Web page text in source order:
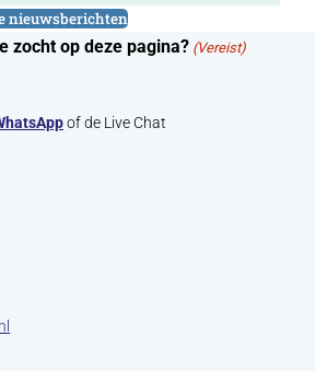
nieuwsberichten
zocht op deze pagina? (Vereist)
of de Live Chat